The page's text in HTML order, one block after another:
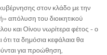
στον κλάδο με την
απόλυση του διοικητικού
και Οίνου νωρίτερα φέτος - ο
τα δημόσια κεφάλαια θα
για προώθηση,